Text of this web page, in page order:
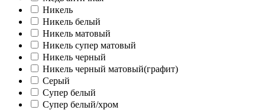
Никель
Никель белый
Никель матовый
Никель супер матовый
Никель черный
Никель черный матовый(графит)
Серый
Супер белый
Супер белый/хром